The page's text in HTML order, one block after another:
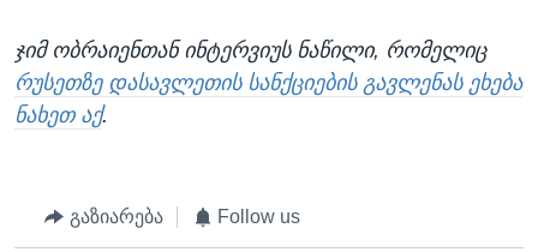
ჯიმ ობრაიენთან ინტერვიუს ნაწილი, რომელიც
რუსეთზე დასავლეთის სანქციების გავლენას ეხება
ნახეთ აქ.
გაზიარება Follow us